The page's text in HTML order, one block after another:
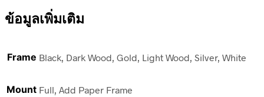
ข้อมูลเพิ่มเติม
Frame Black, Dark Wood, Gold, Light Wood, Silver, White
Mount Full, Add Paper Frame